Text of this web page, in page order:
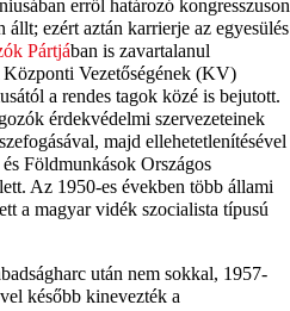
erről határozó kongresszuson
ezért aztán karrierje az egyesülés
Pártjában is zavartalanul
Vezetőségének (KV)
a rendes tagok közé is bejutott.
érdekvédelmi szervezeteinek
majd ellehetetlenítésével
Földmunkások Országos
Az 1950-es években több állami
a magyar vidék szocialista típusú
után nem sokkal, 1957-
később kinevezték a